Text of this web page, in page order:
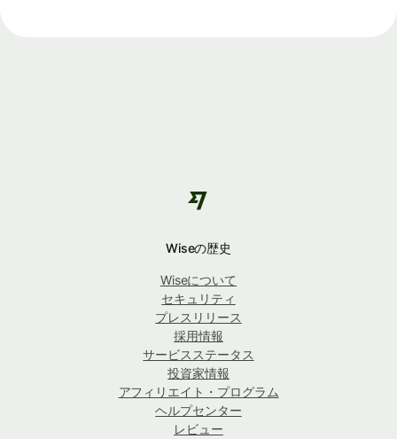
Wiseの歴史
Wiseについて
セキュリティ
プレスリリース
採用情報
サービスステータス
投資家情報
アフィリエイト・プログラム
ヘルプセンター
レビュー